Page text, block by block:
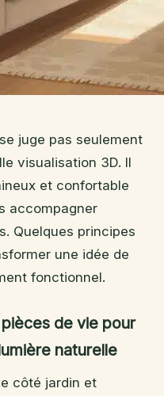
juge pas seulement
visualisation 3D. Il
et confortable
accompagner
Quelques principes
une idée de
fonctionnel.
de vie pour
naturelle
côté jardin et